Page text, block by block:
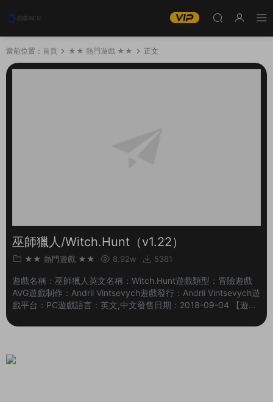
當前位置： 首頁 ★★ 熱門遊戲 ★★ 正文
巫師獵人/Witch.Hunt（v1.22）
★★ 熱門遊戲 ★★ 8.92w 5361
遊戲名稱：巫師獵人英文名稱：Witch.Hunt遊戲類型：冒險遊戲
AVG遊戲制作：Andrii Vintsevych遊戲發行：Andrii Vintsevych遊
戲平台：PC遊戲語言：英文,中文發售日期：2018-09-04 【遊戲
挑戰性的恐怖主題狩獵遊戲。遊戲專注于探索、非線性和氛圍。
中你扮演一個巫師獵人，承擔了消除貝爾維爾鎮附近森林中所有邪
惡的任務。爲了實...